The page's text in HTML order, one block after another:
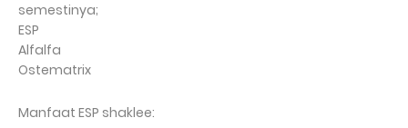
semestinya;
ESP
Alfalfa
Ostematrix
Manfaat ESP shaklee: